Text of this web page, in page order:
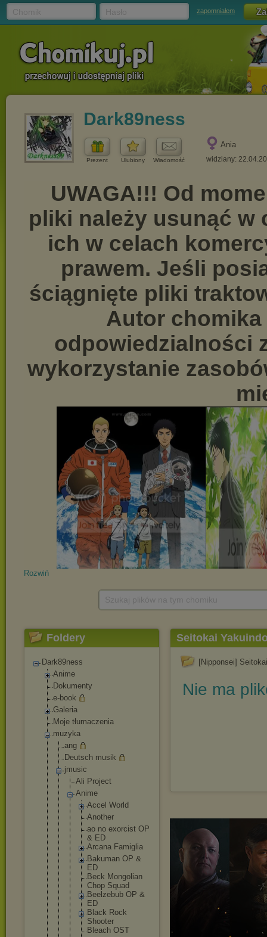
zapomniałem
Dark89ness
Prezent Ulubiony Wiadomość
Ania
widziany:
Rozwiń
Foldery
Dark89ness
Anime
Dokumenty
e-book
Galeria
Moje tłumaczenia
muzyka
ang
Deutsch musik
jmusic
Ali Project
Anime
Accel World
Another
ao no exorcist OP
& ED
Arcana Famiglia
Bakuman OP &
ED
Beck Mongolian
Chop Squad
Beelzebub OP &
ED
Black Rock
Shooter
Bleach OST
Seitokai
[Nipponsei]
Nie ma